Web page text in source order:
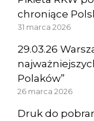
chroniące
31 marca 2026
29.03.26
Polaków”
26 marca 2026
Druk do